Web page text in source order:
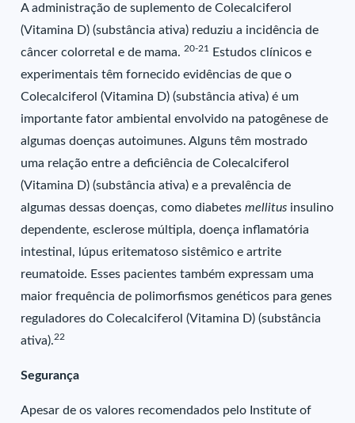
A administração de suplemento de Colecalciferol
(Vitamina D) (substância ativa) reduziu a incidência de
câncer colorretal e de mama.20-21
Estudos clínicos e
experimentais têm fornecido evidências de que o
Colecalciferol (Vitamina D) (substância ativa) é um
importante fator ambiental envolvido na patogênese de
algumas doenças autoimunes. Alguns têm mostrado
uma relação entre a deficiência de Colecalciferol
(Vitamina D) (substância ativa) e a prevalência de
algumas dessas doenças, como diabetesmellitus insulino
dependente, esclerose múltipla, doença inflamatória
intestinal, lúpus eritematoso sistêmico e artrite
reumatoide. Esses pacientes também expressam uma
maior frequência de polimorfismos genéticos para genes
reguladores do Colecalciferol (Vitamina D) (substância
ativa).22
Segurança
Apesar de os valores recomendados pelo Institute of